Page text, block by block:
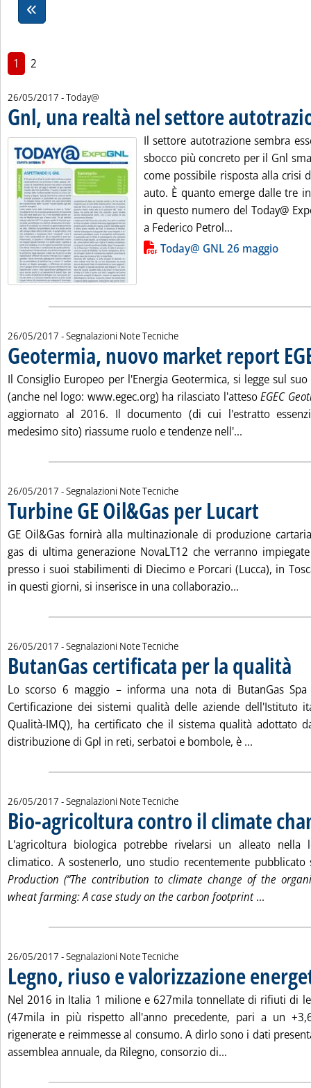
1 2
26/05/2017 - Today@
Gnl, una realtà nel settore
Il settore autotrazione sembra
sbocco più concreto per il Gnl
come possibile risposta alla crisi
auto. È quanto emerge dalle tre
in questo numero del Today@
a Federico Petrol...
Lista allegati PDF alla notiziaToday@ GNL 26 maggio
26/05/2017 - Segnalazioni Note Tecniche
Geotermia, nuovo market report
Il Consiglio Europeo per l'Energia Geotermica, si legge sul
(anche nel logo: www.egec.org) ha rilasciato l'attesoEGEC
aggiornato al 2016. Il documento (di cui l'estratto
medesimo sito) riassume ruolo e tendenze nell'...
26/05/2017 - Segnalazioni Note Tecniche
Turbine GE Oil&Gas per Lucart
GE Oil&Gas fornirà alla multinazionale di produzione
gas di ultima generazione NovaLT12 che verranno
presso i suoi stabilimenti di Diecimo e Porcari (Lucca), in
in questi giorni, si inserisce in una collaborazio...
26/05/2017 - Segnalazioni Note Tecniche
ButanGas certificata per la qualità
. Pubblicata venerdì 26 maggio 2017 alle 11.49.
Lo scorso 6 maggio – informa una nota di ButanGas
Certificazione dei sistemi qualità delle aziende dell'Istituto
Qualità-IMQ), ha certificato che il sistema qualità adottato
distribuzione di Gpl in reti, serbatoi e bombole, è ...
26/05/2017 - Segnalazioni Note Tecniche
Bio-agricoltura contro il climate
L'agricoltura biologica potrebbe rivelarsi un alleato nella
climatico. A sostenerlo, uno studio recentemente
Production (“The contribution to climate change of the
wheat farming: A case study on the carbon footprint...
26/05/2017 - Segnalazioni Note Tecniche
Legno, riuso e valorizzazione
Nel 2016 in Italia 1 milione e 627mila tonnellate di rifiuti di
(47mila in più rispetto all'anno precedente, pari a un
rigenerate e reimmesse al consumo. A dirlo sono i dati
assemblea annuale, da Rilegno, consorzio di...